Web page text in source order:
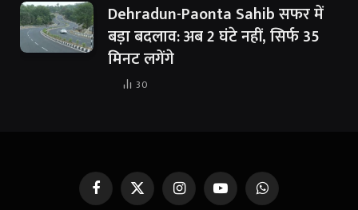
Dehradun-Paonta Sahib सफर में
बड़ा बदलाव: अब 2 घंटे नहीं, सिर्फ 35
मिनट लगेंगे
30
FacebookX
InstagramYouTubeWhatsApp